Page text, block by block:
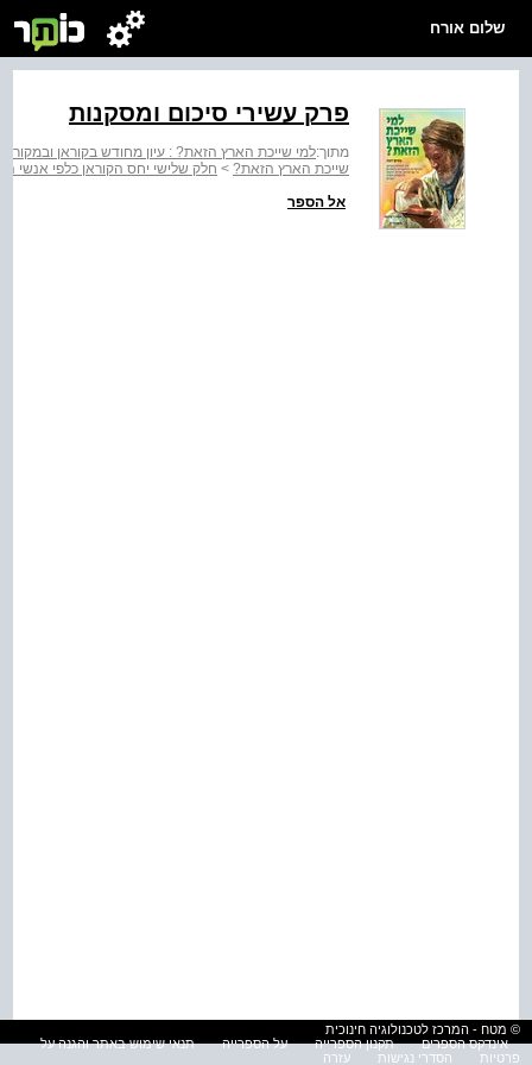
שלום אורח
פרק עשירי סיכום ומסקנות
מתוך:למי שייכת הארץ הזאת? : עיון מחודש בקוראן
שייכת הארץ הזאת? > חלק שלישי יחס הקוראן כלפי אנשי
אל הספר
© מטח - המרכז לטכנולוגיה חינוכית
אינדקס הספרים
תקנון הספרייה על הספרייה
תנאי שימוש באתר והגנה על
פרטיות
הסדרי נגישות עזרה